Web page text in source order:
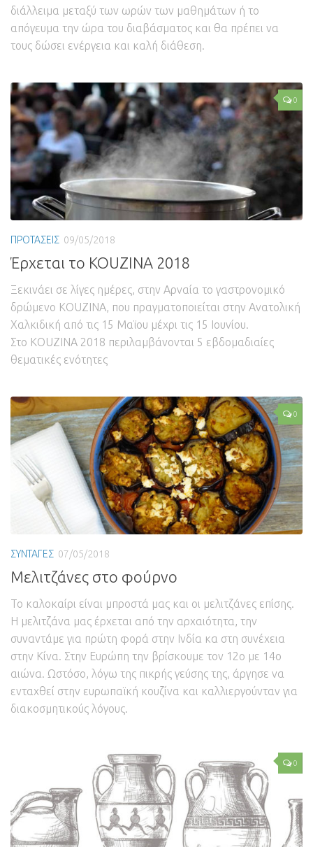
διάλλειμα μεταξύ των ωρών των μαθημάτων ή το
απόγευμα την ώρα του διαβάσματος και θα πρέπει να
τους δώσει ενέργεια και καλή διάθεση.
0
ΠΡΟΤΑΣΕΙΣ 09/05/2018
Έρχεται το KOUZINA 2018
Ξεκινάει σε λίγες ημέρες, στην Αρναία το γαστρονομικό
δρώμενο KOUZINA, που πραγματοποιείται στην Ανατολική
Χαλκιδική από τις 15 Μαϊου μέχρι τις 15 Ιουνίου.
Στο KOUZINA 2018 περιλαμβάνονται 5 εβδομαδιαίες
θεματικές ενότητες
0
ΣΥΝΤΑΓΕΣ 07/05/2018
Μελιτζάνες στο φούρνο
Το καλοκαίρι είναι μπροστά μας και οι μελιτζάνες επίσης.
Η μελιτζάνα μας έρχεται από την αρχαιότητα, την
συναντάμε για πρώτη φορά στην Ινδία κα στη συνέχεια
στην Κίνα. Στην Ευρώπη την βρίσκουμε τον 12ο με 14ο
αιώνα. Ωστόσο, λόγω της πικρής γεύσης της, άργησε να
ενταχθεί στην ευρωπαϊκή κουζίνα και καλλιεργούνταν για
διακοσμητικούς λόγους.
0